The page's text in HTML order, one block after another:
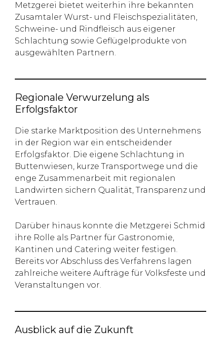
Metzgerei bietet weiterhin ihre bekannten
Zusamtaler Wurst- und Fleischspezialitäten,
Schweine- und Rindfleisch aus eigener
Schlachtung sowie Geflügelprodukte von
ausgewählten Partnern.
Regionale Verwurzelung als
Erfolgsfaktor
Die starke Marktposition des Unternehmens
in der Region war ein entscheidender
Erfolgsfaktor. Die eigene Schlachtung in
Buttenwiesen, kurze Transportwege und die
enge Zusammenarbeit mit regionalen
Landwirten sichern Qualität, Transparenz und
Vertrauen.
Darüber hinaus konnte die Metzgerei Schmid
ihre Rolle als Partner für Gastronomie,
Kantinen und Catering weiter festigen.
Bereits vor Abschluss des Verfahrens lagen
zahlreiche weitere Aufträge für Volksfeste und
Veranstaltungen vor.
Ausblick auf die Zukunft